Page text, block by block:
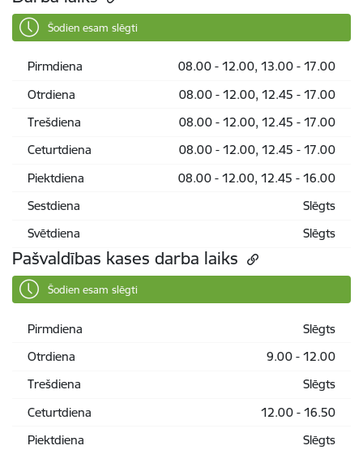
Šodien esam slēgti
Pirmdiena
08.00 - 12.00, 13.00 - 17.00
Otrdiena
08.00 - 12.00, 12.45 - 17.00
Trešdiena
08.00 - 12.00, 12.45 - 17.00
Ceturtdiena
08.00 - 12.00, 12.45 - 17.00
Piektdiena
08.00 - 12.00, 12.45 - 16.00
Sestdiena
Slēgts
Svētdiena
Slēgts
Pašvaldības kases darba laiks
Šodien esam slēgti
Pirmdiena
Slēgts
Otrdiena
9.00 - 12.00
Trešdiena
Slēgts
Ceturtdiena
12.00 - 16.50
Piektdiena
Slēgts